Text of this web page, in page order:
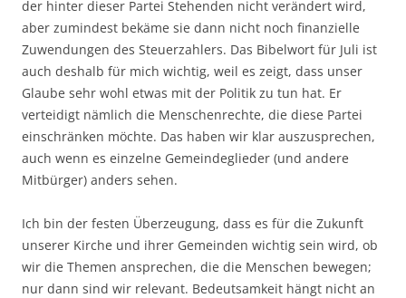
der hinter dieser Partei Stehenden nicht verändert wird,
aber zumindest bekäme sie dann nicht noch finanzielle
Zuwendungen des Steuerzahlers. Das Bibelwort für Juli ist
auch deshalb für mich wichtig, weil es zeigt, dass unser
Glaube sehr wohl etwas mit der Politik zu tun hat. Er
verteidigt nämlich die Menschenrechte, die diese Partei
einschränken möchte. Das haben wir klar auszusprechen,
auch wenn es einzelne Gemeindeglieder (und andere
Mitbürger) anders sehen.
Ich bin der festen Überzeugung, dass es für die Zukunft
unserer Kirche und ihrer Gemeinden wichtig sein wird, ob
wir die Themen ansprechen, die die Menschen bewegen;
nur dann sind wir relevant. Bedeutsamkeit hängt nicht an